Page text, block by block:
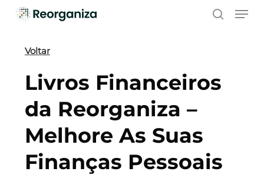
Skip
contentVoltar
Livros Financeiros
da Reorganiza –
Melhore As Suas
Finanças Pessoais